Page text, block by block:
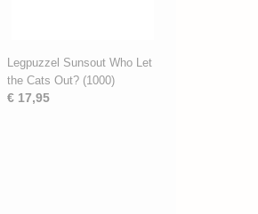
Legpuzzel Sunsout Who Let
the Cats Out? (1000)
€ 17,95